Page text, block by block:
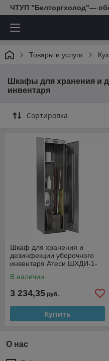
ЧТУП "Белторгхолод"—
Товары и услуги
Шкафы для хранения и
инвентаря
Сортировка
Шкаф для хранения и
дезинфекции уборочного
инвентаря Атеси ШХДИ-1-
В наличии
3 234,35 руб.
Купить
О нас